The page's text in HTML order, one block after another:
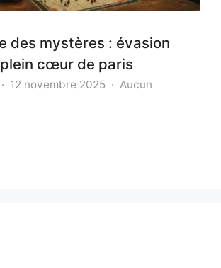
des mystères : évasion
cœur de paris
12 novembre 2025
Aucun